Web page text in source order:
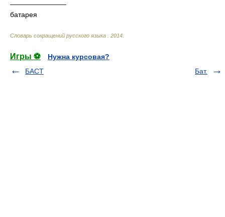
————————
батарея
Словарь сокращений русского языка 2014
Игры ⚽
Нужна курсовая?
БАСТ
Бат.